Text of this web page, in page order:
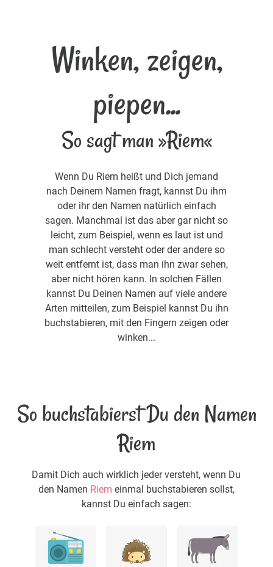
Winken, zeigen,
piepen...
So sagt man »Riem«
Wenn Du Riem heißt und Dich jemand
nach Deinem Namen fragt, kannst Du ihm
oder ihr den Namen natürlich einfach
sagen. Manchmal ist das aber gar nicht so
leicht, zum Beispiel, wenn es laut ist und
man schlecht versteht oder der andere so
weit entfernt ist, dass man ihn zwar sehen,
aber nicht hören kann. In solchen Fällen
kannst Du Deinen Namen auf viele andere
Arten mitteilen, zum Beispiel kannst Du ihn
buchstabieren, mit den Fingern zeigen oder
winken...
So buchstabierst Du den Namen
Riem
Damit Dich auch wirklich jeder versteht, wenn Du
den Namen Riem einmal buchstabieren sollst,
kannst Du einfach sagen: